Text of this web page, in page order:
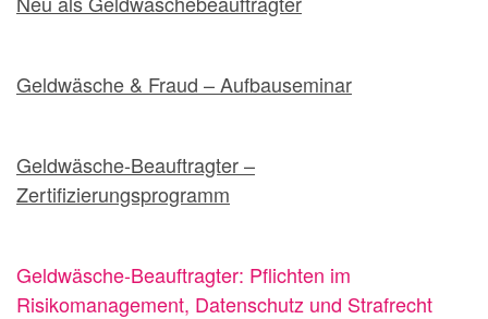
Geldwäsche & Fraud – Aufbauseminar
Geldwäsche-Beauftragter –
Zertifizierungsprogramm
Geldwäsche-Beauftragter: Pflichten im
Risikomanagement, Datenschutz und Strafrecht